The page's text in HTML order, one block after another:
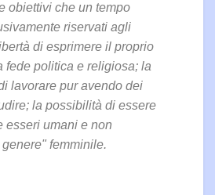
obiettivi che un tempo
riservati agli
di esprimere il proprio
fede politica e religiosa; la
lavorare pur avendo dei
la possibilità di essere
esseri umani e non
femminile.